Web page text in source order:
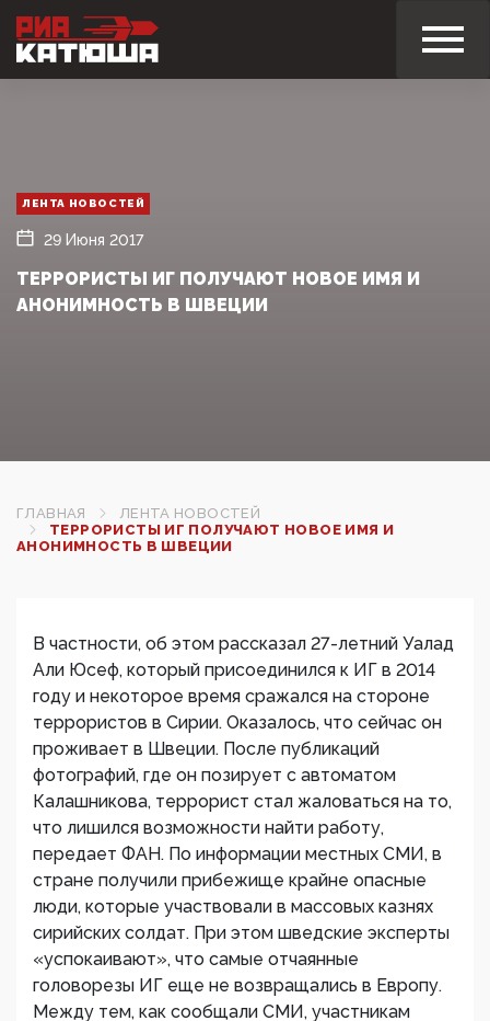
ЛЕНТА НОВОСТЕЙ
29 Июня 2017
ТЕРРОРИСТЫ ИГ ПОЛУЧАЮТ НОВОЕ ИМЯ И
АНОНИМНОСТЬ В ШВЕЦИИ
ГЛАВНАЯ
ЛЕНТА НОВОСТЕЙ
ТЕРРОРИСТЫ ИГ ПОЛУЧАЮТ НОВОЕ ИМЯ И
АНОНИМНОСТЬ В ШВЕЦИИ
В частности, об этом рассказал 27-летний Уалад
Али Юсеф, который присоединился к ИГ в 2014
году и некоторое время сражался на стороне
террористов в Сирии. Оказалось, что сейчас он
проживает в Швеции. После публикаций
фотографий, где он позирует с автоматом
Калашникова, террорист стал жаловаться на то,
что лишился возможности найти работу,
передает ФАН. По информации местных СМИ, в
стране получили прибежище крайне опасные
люди, которые участвовали в массовых казнях
сирийских солдат. При этом шведские эксперты
«успокаивают», что самые отчаянные
головорезы ИГ еще не возвращались в Европу.
Между тем, как сообщали СМИ, участникам